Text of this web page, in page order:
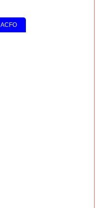
ACFO